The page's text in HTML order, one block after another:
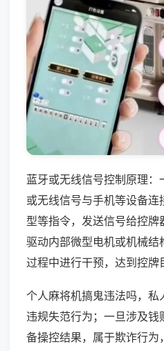
蓝牙或无线信号控制原理
或无线信号与手机等设备
型等指令，发送信号给控
驱动内部微型电机或机械
过程中进行干预，达到控牌
个人麻将机搞鬼违法吗，私
违规失范行为；一旦涉及
备操控结果，属于欺诈行为